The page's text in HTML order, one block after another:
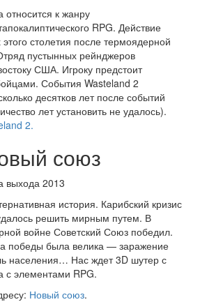
относится к жанру
RPG. Действие
столетия после термоядерной
пустынных рейнджеров
США. Игроку предстоит
События Wasteland 2
десятков лет после событий
лет установить не удалось).
2.
союз
выхода 2013
история. Карибский кризис
решить мирным путем. В
войне Советский Союз победил.
победы была велика — заражение
населения… Нас ждет 3D шутер с
с элементами RPG.
Новый союз.